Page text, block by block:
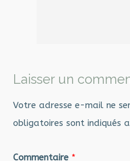
Laisser un
Votre adresse e-mail ne
obligatoires sont indiqués
Commentaire *